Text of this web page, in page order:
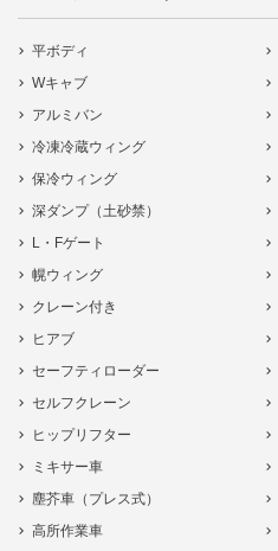
平ボディ
Wキャブ
アルミバン
冷凍冷蔵ウィング
保冷ウィング
深ダンプ（土砂禁）
L・Fゲート
幌ウィング
クレーン付き
ヒアブ
セーフティローダー
セルフクレーン
ヒップリフター
ミキサー車
塵芥車（プレス式）
高所作業車